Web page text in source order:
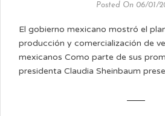
Posted On 06/01/
El gobierno mexicano mostró el
producción y comercialización de
mexicanos Como parte de sus
presidenta Claudia Sheinbaum